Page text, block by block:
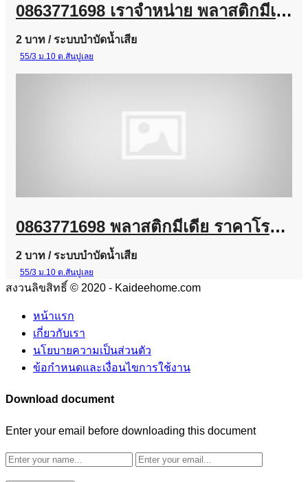
0863771698 เราจำหน่าย พลาสติกมีเดีย (Plastic Media) และ Bio Media
2 บาท / ระบบบำบัดน้ำเสีย
55/3 ม.10 ต.สันปูเลย
0863771698 พลาสติกมีเดีย ราคาโรงงาน | จำหน่าย Plastic Media สำหรับระบบบำบัดน้ำเสีย
2 บาท / ระบบบำบัดน้ำเสีย
55/3 ม.10 ต.สันปูเลย
สงวนลิขสิทธิ์ © 2020 - Kaideehome.com
หน้าแรก
เกี่ยวกับเรา
นโยบายความเป็นส่วนตัว
ข้อกำหนดและเงื่อนไขการใช้งาน
Download document
Enter your email before downloading this document